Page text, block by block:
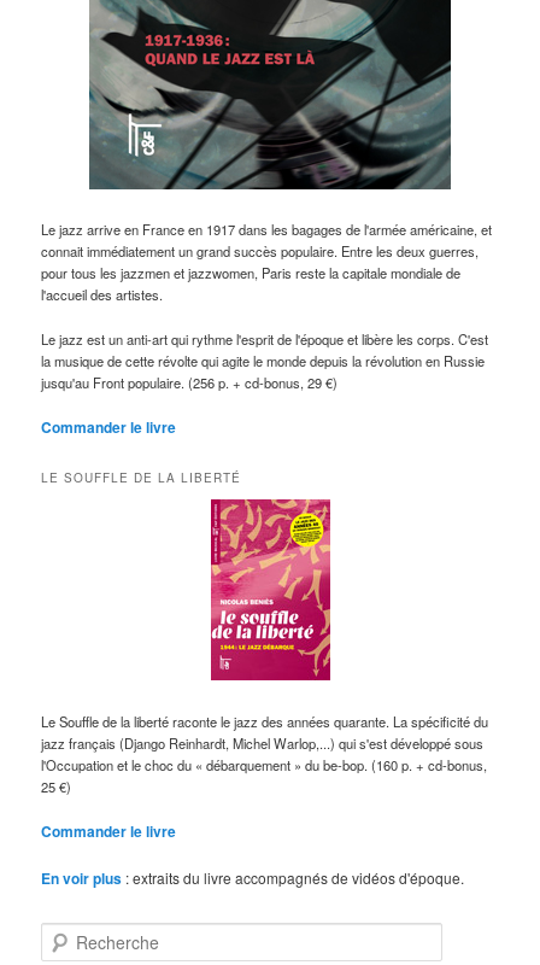
Le jazz arrive en France en 1917 dans les bagages de l'armée américaine, et
connait immédiatement un grand succès populaire. Entre les deux guerres,
pour tous les jazzmen et jazzwomen, Paris reste la capitale mondiale de
l'accueil des artistes.
Le jazz est un anti-art qui rythme l'esprit de l'époque et libère les corps. C'est
la musique de cette révolte qui agite le monde depuis la révolution en Russie
jusqu'au Front populaire. (256 p. + cd-bonus, 29 €)
Commander le livre
LE SOUFFLE DE LA LIBERTÉ
Le Souffle de la liberté raconte le jazz des années quarante. La spécificité du
jazz français (Django Reinhardt, Michel Warlop,...) qui s'est développé sous
l'Occupation et le choc du « débarquement » du be-bop. (160 p. + cd-bonus,
25 €)
Commander le livre
En voir plus : extraits du livre accompagnés de vidéos d'époque.
e